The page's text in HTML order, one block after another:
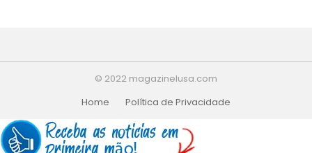
© 2022 magazinelusa.com
Home
Política de Privacidade